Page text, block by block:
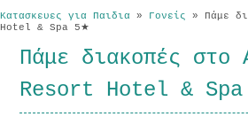
Κατασκευες για Παιδια » Γονείς » Πάμε
Hotel & Spa 5★
Πάμε διακοπές στο
Resort Hotel &